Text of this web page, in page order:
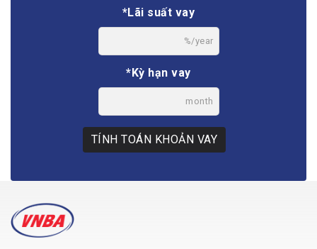
*Lãi suất vay
%/year
*Kỳ hạn vay
month
TÍNH TOÁN KHOẢN VAY